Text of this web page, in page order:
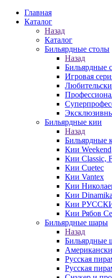
Главная
Каталог
Назад
Каталог
Бильярдные столы
Назад
Бильярдные
Игровая
Бильярдные кии
Назад
Бильярдные
Кии Weekend
Кии Classic,
Кии Cuetec
Кии Vantex
Кии
Кии
Кии
Кии Рябов
Бильярдные шары
Назад
Бильярдные
Русская
Русская